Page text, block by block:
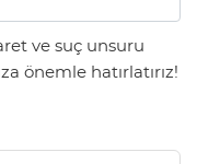
ve suç unsuru
önemle hatırlatırız!